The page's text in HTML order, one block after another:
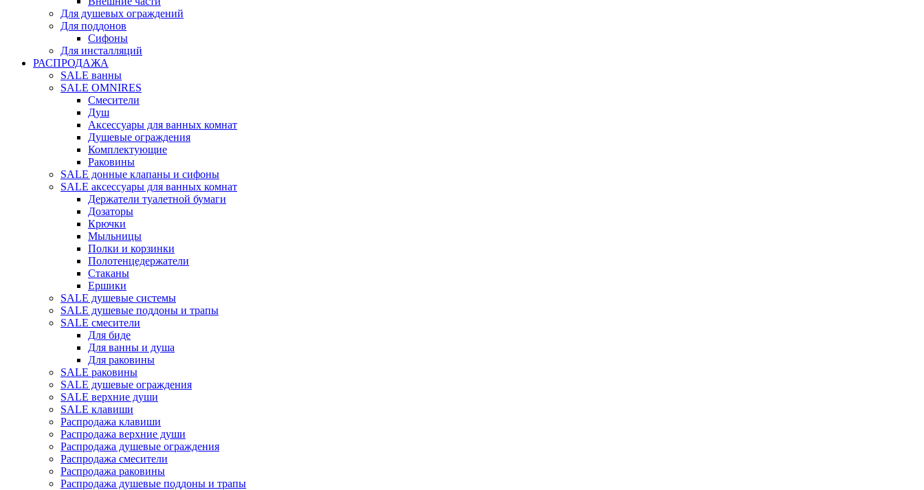
Для душевых ограждений
Для поддонов
Сифоны
Для инсталляций
РАСПРОДАЖА
SALE ванны
SALE OMNIRES
Смесители
Душ
Аксессуары для ванных комнат
Душевые ограждения
Комплектующие
Раковины
SALE донные клапаны и сифоны
SALE аксессуары для ванных комнат
Держатели туалетной бумаги
Дозаторы
Крючки
Мыльницы
Полки и корзинки
Полотенцедержатели
Стаканы
Ершики
SALE душевые системы
SALE душевые поддоны и трапы
SALE смесители
Для биде
Для ванны и душа
Для раковины
SALE раковины
SALE душевые ограждения
SALE верхние души
SALE клавиши
Распродажа клавиши
Распродажа верхние души
Распродажа душевые ограждения
Распродажа смесители
Распродажа раковины
Распродажа душевые поддоны и трапы